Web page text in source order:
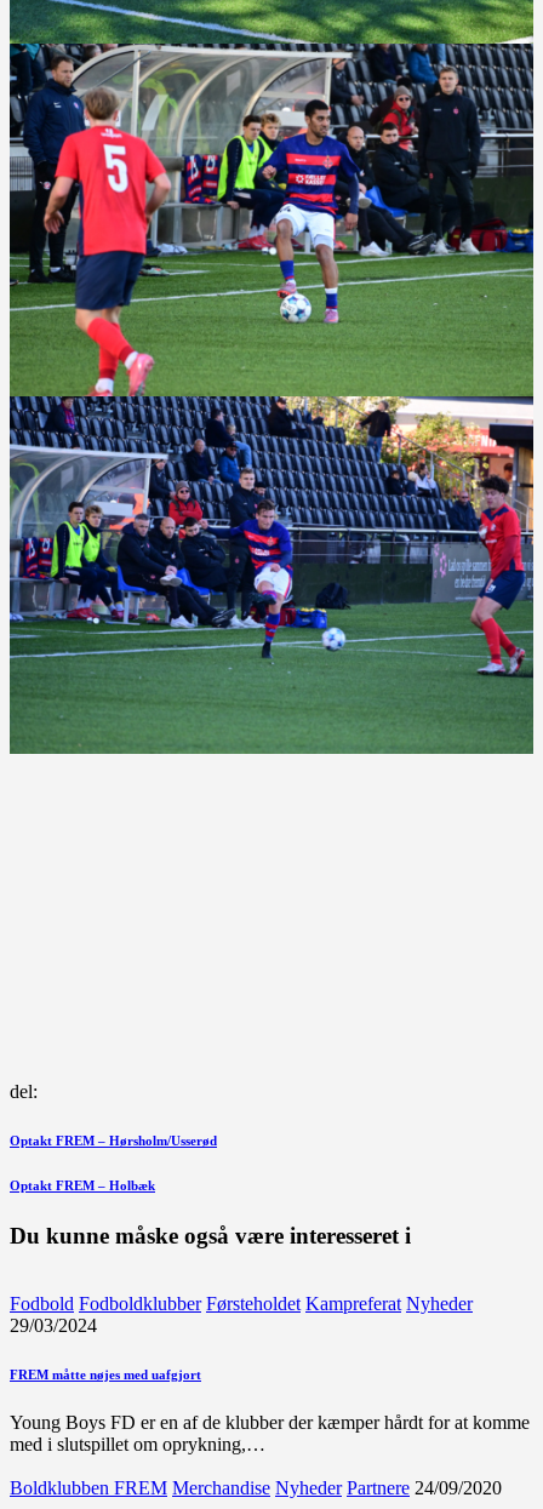
del:
Indlægsnavigation
Forrige
Optakt FREM – Hørsholm/Usserød
Næste
Optakt FREM – Holbæk
Du kunne måske også være interesseret i
Fodbold Fodboldklubber Førsteholdet Kampreferat Nyheder
29/03/2024
FREM måtte nøjes med uafgjort
Young Boys FD er en af de klubber der kæmper hårdt for at komme
med i slutspillet om oprykning,…
Boldklubben FREM Merchandise Nyheder Partnere 24/09/2020